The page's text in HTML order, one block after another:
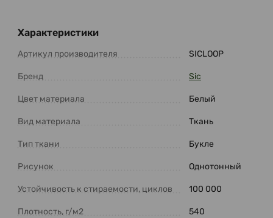
Характеристики
Артикул производителя SICLOOP
Бренд Sic
Цвет материала Белый
Вид материала Ткань
Тип ткани Букле
Рисунок Однотонный
Устойчивость к стираемости, циклов 100 000
Плотность, г/м2 540